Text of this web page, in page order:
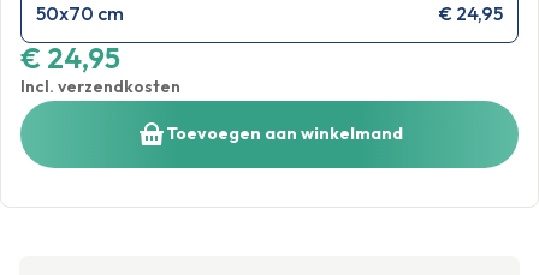
50x70 cm € 24,95
€ 24,95
Incl. verzendkosten
Toevoegen aan winkelmand